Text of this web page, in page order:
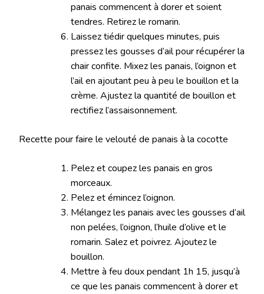
panais commencent à dorer et soient
tendres. Retirez le romarin.
Laissez tiédir quelques minutes, puis
pressez les gousses d’ail pour récupérer la
chair confite. Mixez les panais, l’oignon et
l’ail en ajoutant peu à peu le bouillon et la
crème. Ajustez la quantité de bouillon et
rectifiez l’assaisonnement.
Recette pour faire le velouté de panais à la cocotte
Pelez et coupez les panais en gros
morceaux.
Pelez et émincez l’oignon.
Mélangez les panais avec les gousses d’ail
non pelées, l’oignon, l’huile d’olive et le
romarin. Salez et poivrez. Ajoutez le
bouillon.
Mettre à feu doux pendant 1h 15, jusqu’à
ce que les panais commencent à dorer et